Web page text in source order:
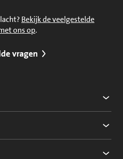
Bekijk de veelgestelde
ons op.
vragen